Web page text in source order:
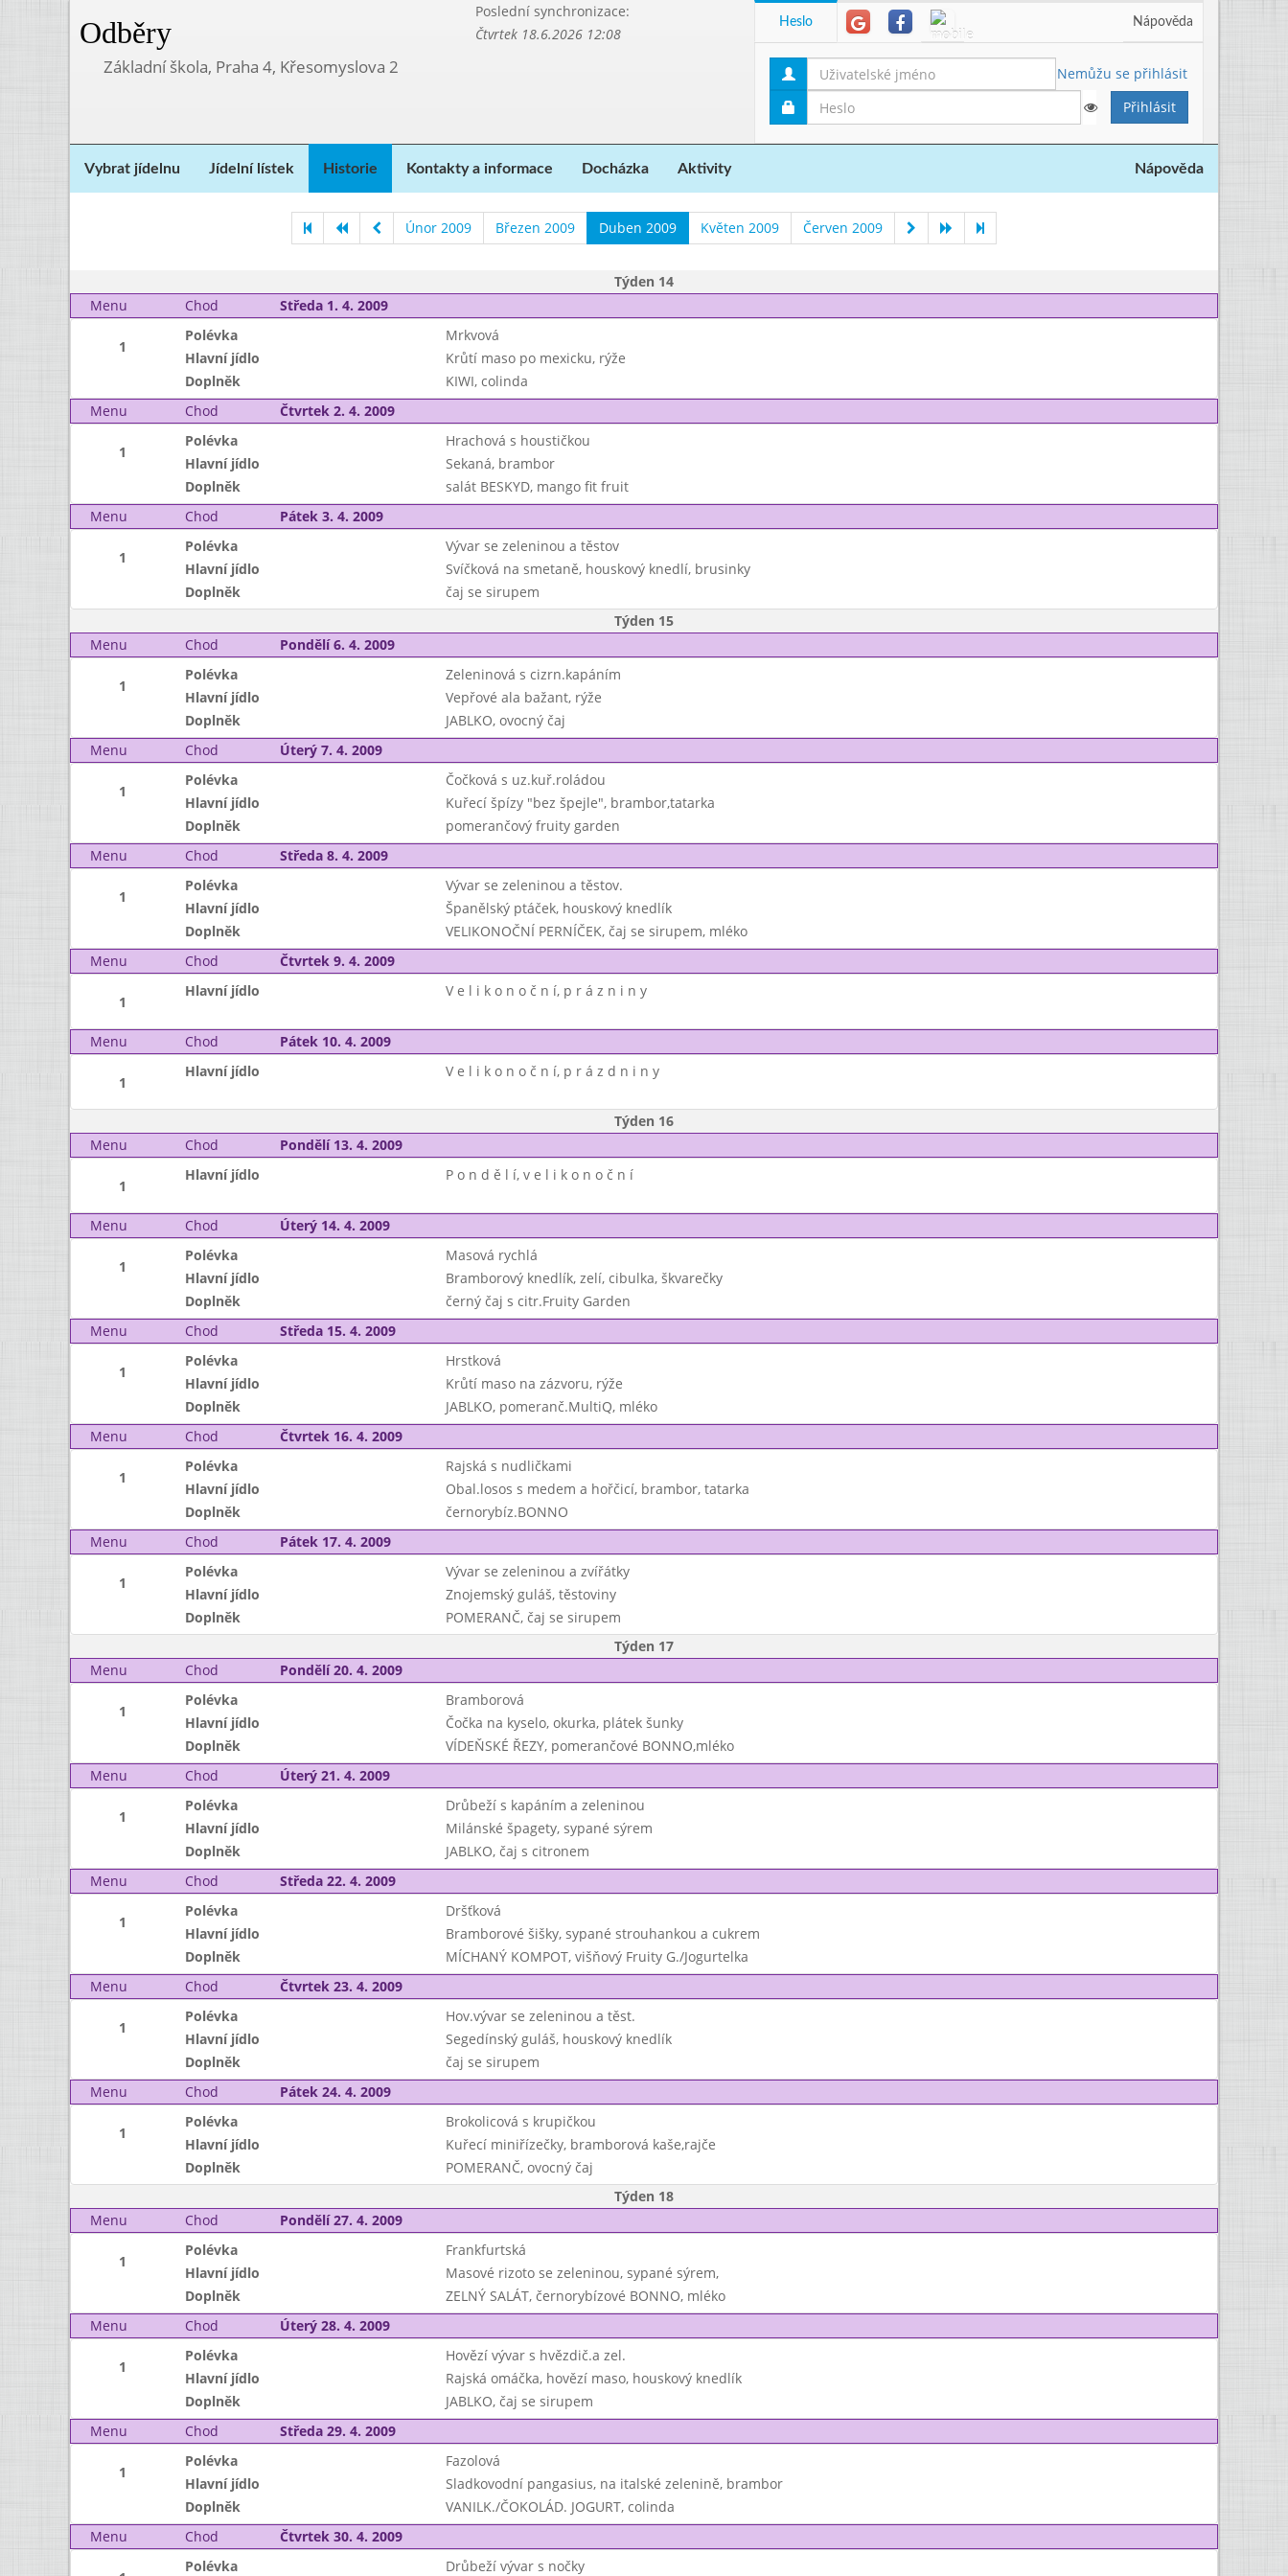
Odběry
Poslední synchronizace:
Čtvrtek 18.6.2026 12:08
Základní škola, Praha 4, Křesomyslova 2
Heslo Nápověda
Nemůžu se přihlásit
Vybrat jídelnu Jídelní lístek Historie Kontakty a informace Docházka Aktivity Nápověda
Únor 2009 Březen 2009 Duben 2009 Květen 2009 Červen 2009
Týden 14
Menu
Chod Středa 1. 4. 2009
1
Polévka
Mrkvová
Hlavní jídlo
Krůtí maso po mexicku, rýže
Doplněk
KIWI, colinda
Menu
Chod Čtvrtek 2. 4. 2009
1
Polévka
Hrachová s houstičkou
Hlavní jídlo
Sekaná, brambor
Doplněk
salát BESKYD, mango fit fruit
Menu
Chod Pátek 3. 4. 2009
1
Polévka
Vývar se zeleninou a těstov
Hlavní jídlo
Svíčková na smetaně, houskový knedlí, brusinky
Doplněk
čaj se sirupem
Týden 15
Menu
Chod Pondělí 6. 4. 2009
1
Polévka
Zeleninová s cizrn.kapáním
Hlavní jídlo
Vepřové ala bažant, rýže
Doplněk
JABLKO, ovocný čaj
Menu
Chod Úterý 7. 4. 2009
1
Polévka
Čočková s uz.kuř.roládou
Hlavní jídlo
Kuřecí špízy "bez špejle", brambor,tatarka
Doplněk
pomerančový fruity garden
Menu
Chod Středa 8. 4. 2009
1
Polévka
Vývar se zeleninou a těstov.
Hlavní jídlo
Španělský ptáček, houskový knedlík
Doplněk
VELIKONOČNÍ PERNÍČEK, čaj se sirupem, mléko
Menu
Chod Čtvrtek 9. 4. 2009
1
Hlavní jídlo V e l i k o n o č n í, p r á z n i n y
Menu Chod Pátek 10. 4. 2009
1
Hlavní jídlo V e l i k o n o č n í, p r á z d n i n y
Týden 16
Menu
Chod Pondělí 13. 4. 2009
1
Hlavní jídlo P o n d ě l í, v e l i k o n o č n í
Menu Chod Úterý 14. 4. 2009
1
Polévka
Masová rychlá
Hlavní jídlo
Bramborový knedlík, zelí, cibulka, škvarečky
Doplněk
černý čaj s citr.Fruity Garden
Menu
Chod Středa 15. 4. 2009
1
Polévka
Hrstková
Hlavní jídlo
Krůtí maso na zázvoru, rýže
Doplněk
JABLKO, pomeranč.MultiQ, mléko
Menu
Chod Čtvrtek 16. 4. 2009
1
Polévka
Rajská s nudličkami
Hlavní jídlo
Obal.losos s medem a hořčicí, brambor, tatarka
Doplněk
černorybíz.BONNO
Menu
Chod Pátek 17. 4. 2009
1
Polévka
Vývar se zeleninou a zvířátky
Hlavní jídlo
Znojemský guláš, těstoviny
Doplněk
POMERANČ, čaj se sirupem
Týden 17
Menu
Chod Pondělí 20. 4. 2009
1
Polévka
Bramborová
Hlavní jídlo
Čočka na kyselo, okurka, plátek šunky
Doplněk
VÍDEŇSKÉ ŘEZY, pomerančové BONNO,mléko
Menu
Chod Úterý 21. 4. 2009
1
Polévka
Drůbeží s kapáním a zeleninou
Hlavní jídlo
Milánské špagety, sypané sýrem
Doplněk
JABLKO, čaj s citronem
Menu
Chod Středa 22. 4. 2009
1
Polévka
Dršťková
Hlavní jídlo
Bramborové šišky, sypané strouhankou a cukrem
Doplněk
MÍCHANÝ KOMPOT, višňový Fruity G./Jogurtelka
Menu
Chod Čtvrtek 23. 4. 2009
1
Polévka
Hov.vývar se zeleninou a těst.
Hlavní jídlo
Segedínský guláš, houskový knedlík
Doplněk
čaj se sirupem
Menu
Chod Pátek 24. 4. 2009
1
Polévka
Brokolicová s krupičkou
Hlavní jídlo
Kuřecí miniřízečky, bramborová kaše,rajče
Doplněk
POMERANČ, ovocný čaj
Týden 18
Menu
Chod Pondělí 27. 4. 2009
1
Polévka
Frankfurtská
Hlavní jídlo
Masové rizoto se zeleninou, sypané sýrem,
Doplněk
ZELNÝ SALÁT, černorybízové BONNO, mléko
Menu
Chod Úterý 28. 4. 2009
1
Polévka
Hovězí vývar s hvězdič.a zel.
Hlavní jídlo
Rajská omáčka, hovězí maso, houskový knedlík
Doplněk
JABLKO, čaj se sirupem
Menu
Chod Středa 29. 4. 2009
1
Polévka
Fazolová
Hlavní jídlo
Sladkovodní pangasius, na italské zelenině, brambor
Doplněk
VANILK./ČOKOLÁD. JOGURT, colinda
Menu
Chod Čtvrtek 30. 4. 2009
Polévka Drůbeží vývar s nočky